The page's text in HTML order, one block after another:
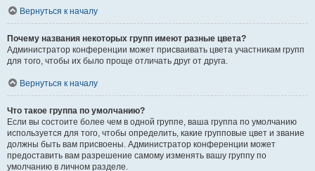
Вернуться к началу
Почему названия некоторых групп имеют разные цвета?
Администратор конференции может присваивать цвета участникам групп
для того, чтобы их было проще отличать друг от друга.
Вернуться к началу
Что такое группа по умолчанию?
Если вы состоите более чем в одной группе, ваша группа по умолчанию
используется для того, чтобы определить, какие групповые цвет и звание
должны быть вам присвоены. Администратор конференции может
предоставить вам разрешение самому изменять вашу группу по
умолчанию в личном разделе.